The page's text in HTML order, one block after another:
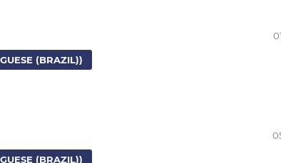
(BRAZIL))
(BRAZIL))